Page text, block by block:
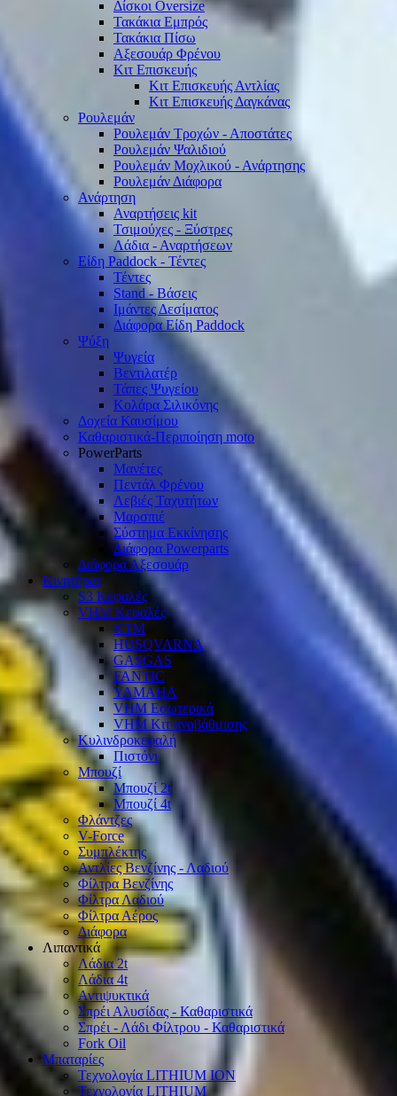
Δίσκοι Oversize
Τακάκια Εμπρός
Τακάκια Πίσω
Αξεσουάρ Φρένου
Κιτ Επισκευής
Κιτ Επισκευής Αντλίας
Κιτ Επισκευής Δαγκάνας
Ρουλεμάν
Ρουλεμάν Τροχών - Αποστάτες
Ρουλεμάν Ψαλιδιού
Ρουλεμάν Μοχλικού - Ανάρτησης
Ρουλεμάν Διάφορα
Ανάρτηση
Αναρτήσεις kit
Τσιμούχες - Ξύστρες
Λάδια - Αναρτήσεων
Είδη Paddock - Τέντες
Τέντες
Stand - Βάσεις
Ιμάντες Δεσίματος
Διάφορα Είδη Paddock
Ψύξη
Ψυγεία
Βεντιλατέρ
Τάπες Ψυγείου
Κολάρα Σιλικόνης
Δοχεία Καυσίμου
Καθαριστικά-Περιποίηση moto
PowerParts
Μανέτες
Πεντάλ Φρένου
Λεβιές Ταχυτήτων
Μαρσπιέ
Σύστημα Εκκίνησης
Διάφορα Powerparts
Διάφορα Αξεσουάρ
Κινητήρας
S3 Κεφαλές
VHM Κεφαλές
KTM
HUSQVARNA
GASGAS
FANTIC
YAMAHA
VHM Εσωτερικά
VHM Κιτ αναβάθμισης
Κυλινδροκεφαλή
Πιστόνι
Μπουζί
Μπουζί 2t
Μπουζί 4t
Φλάντζες
V-Force
Συμπλέκτης
Αντλίες Βενζίνης - Λαδιού
Φίλτρα Βενζίνης
Φίλτρα Λαδιού
Φίλτρα Αέρος
Διάφορα
Λιπαντικά
Λάδια 2t
Λάδια 4t
Αντιψυκτικά
Σπρέι Αλυσίδας - Καθαριστικά
Σπρέι - Λάδι Φίλτρου - Καθαριστικά
Fork Oil
Μπαταρίες
Τεχνολογία LITHIUM ION
Τεχνολογία LITHIUM